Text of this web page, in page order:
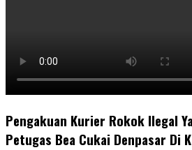
Pengakuan Kurier Rokok Ilegal
Petugas Bea Cukai Denpasar Di